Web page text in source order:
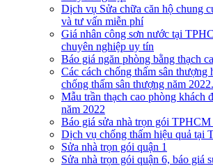
Dịch vụ Sửa chữa căn hộ chung
và tư vấn miễn phí
Giá nhân công sơn nước tại
chuyên nghiệp uy tín
Báo giá ngăn phòng bằng thạch
Các cách chống thấm sân thượng
chống thấm sân thượng năm 2022.
Mẫu trần thạch cao phòng khách
năm 2022
Báo giá sửa nhà trọn gói TPHCM
Dịch vụ chống thấm hiệu quả tại
Sửa nhà trọn gói quận 1
Sửa nhà trọn gói quận 6, báo giá